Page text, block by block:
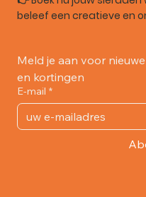
beleef een creatieve en
Meld je aan voor
en kortingen
E-mail *